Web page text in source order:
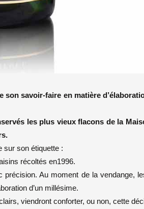
son savoir-faire en matière
les plus vieux flacons de la
sur son étiquette :
récoltés en1996.
Au moment de la vendange,
d’un millésime.
viendront conforter, ou non, cette